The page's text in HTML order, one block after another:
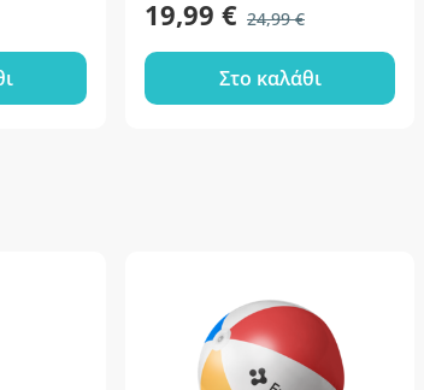
19,99 € 24,99 €
Στο καλάθι